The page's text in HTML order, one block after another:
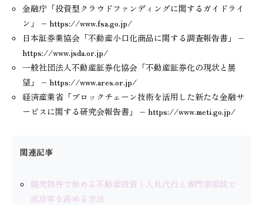
金融庁「投資型クラウドファンディングに関するガイドライ
ン」 – https://www.fsa.go.jp/
日本証券業協会「不動産小口化商品に関する調査報告書」 –
https://www.jsda.or.jp/
一般社団法人不動産証券化協会「不動産証券化の現状と展
望」 – https://www.ares.or.jp/
経済産業省「ブロックチェーン技術を活用した新たな金融サ
ービスに関する研究会報告書」 – https://www.meti.go.jp/
関連記事
競売物件で始める不動産投資｜入札代行と専門家相談で
成功率を高める方法